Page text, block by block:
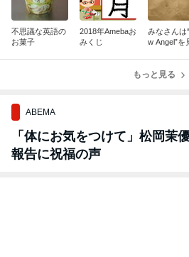
不思議な英語の
お菓子
2018年Amebaお
みくじ
みなさんは
w Angel”を
もっと見る
ABEMA
「体にお気をつけて」松岡茉
報告に祝福の声